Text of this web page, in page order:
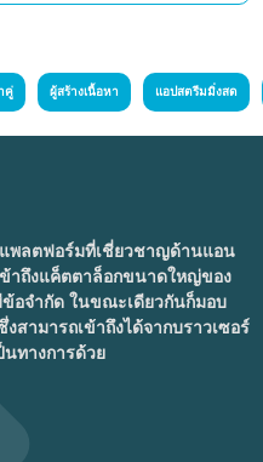
คู่ ผู้สร้างเนื้อหา แอปสตรีมมิ่งสด
พลตฟอร์มที่เชี่ยวชาญด้านแอน
ข้าถึงแค็ตตาล็อกขนาดใหญ่ของ
อจำกัด ในขณะเดียวกันก็มอบ
สามารถเข้าถึงได้จากบราวเซอร์
นทางการด้วย